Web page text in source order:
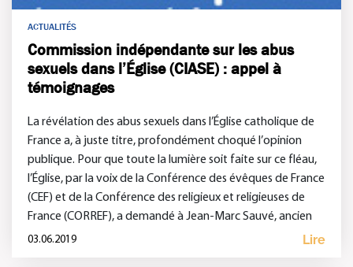
ACTUALITÉS
Commission indépendante sur les abus
sexuels dans l’Église (CIASE) : appel à
témoignages
La révélation des abus sexuels dans l’Église catholique de
France a, à juste titre, profondément choqué l’opinion
publique. Pour que toute la lumière soit faite sur ce fléau,
l’Église, par la voix de la Conférence des évêques de France
(CEF) et de la Conférence des religieux et religieuses de
France (CORREF), a demandé à Jean-Marc Sauvé, ancien
vice-président […]
03.06.2019 Lire